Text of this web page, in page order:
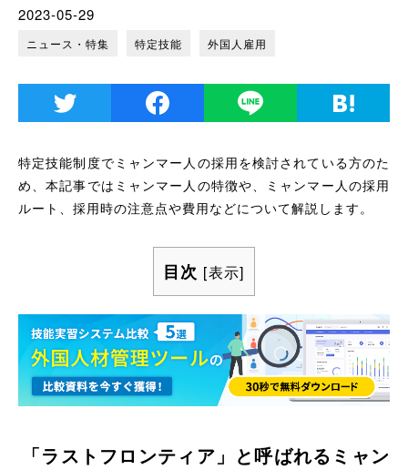
2023-05-29
ニュース・特集 特定技能 外国人雇用
特定技能制度でミャンマー人の採用を検討されている方のた
め、本記事ではミャンマー人の特徴や、ミャンマー人の採用
ルート、採用時の注意点や費用などについて解説します。
目次 [表示]
「ラストフロンティア」と呼ばれるミャン